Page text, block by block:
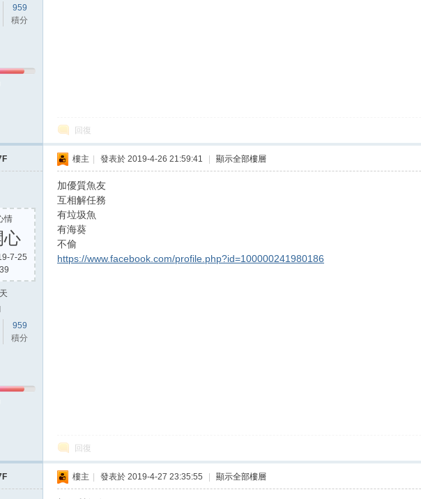
959
積分
回復
情
心
7-25
959
積分
樓主 發表於 2019-4-26 21:59:41 顯示全部樓層
加優質魚友
互相解任務
有垃圾魚
有海葵
不偷
https://www.facebook.com/profile.php?id=100000241980186
回復
樓主 發表於 2019-4-27 23:35:55 顯示全部樓層